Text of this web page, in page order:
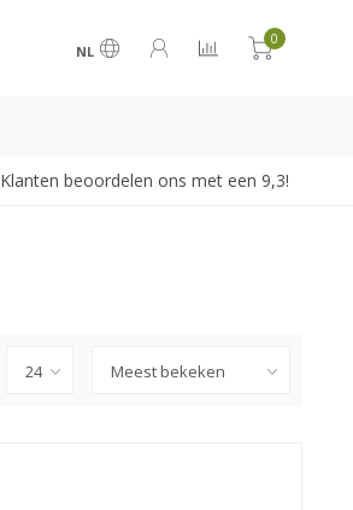
NL
0
Klanten beoordelen ons met een 9,3!